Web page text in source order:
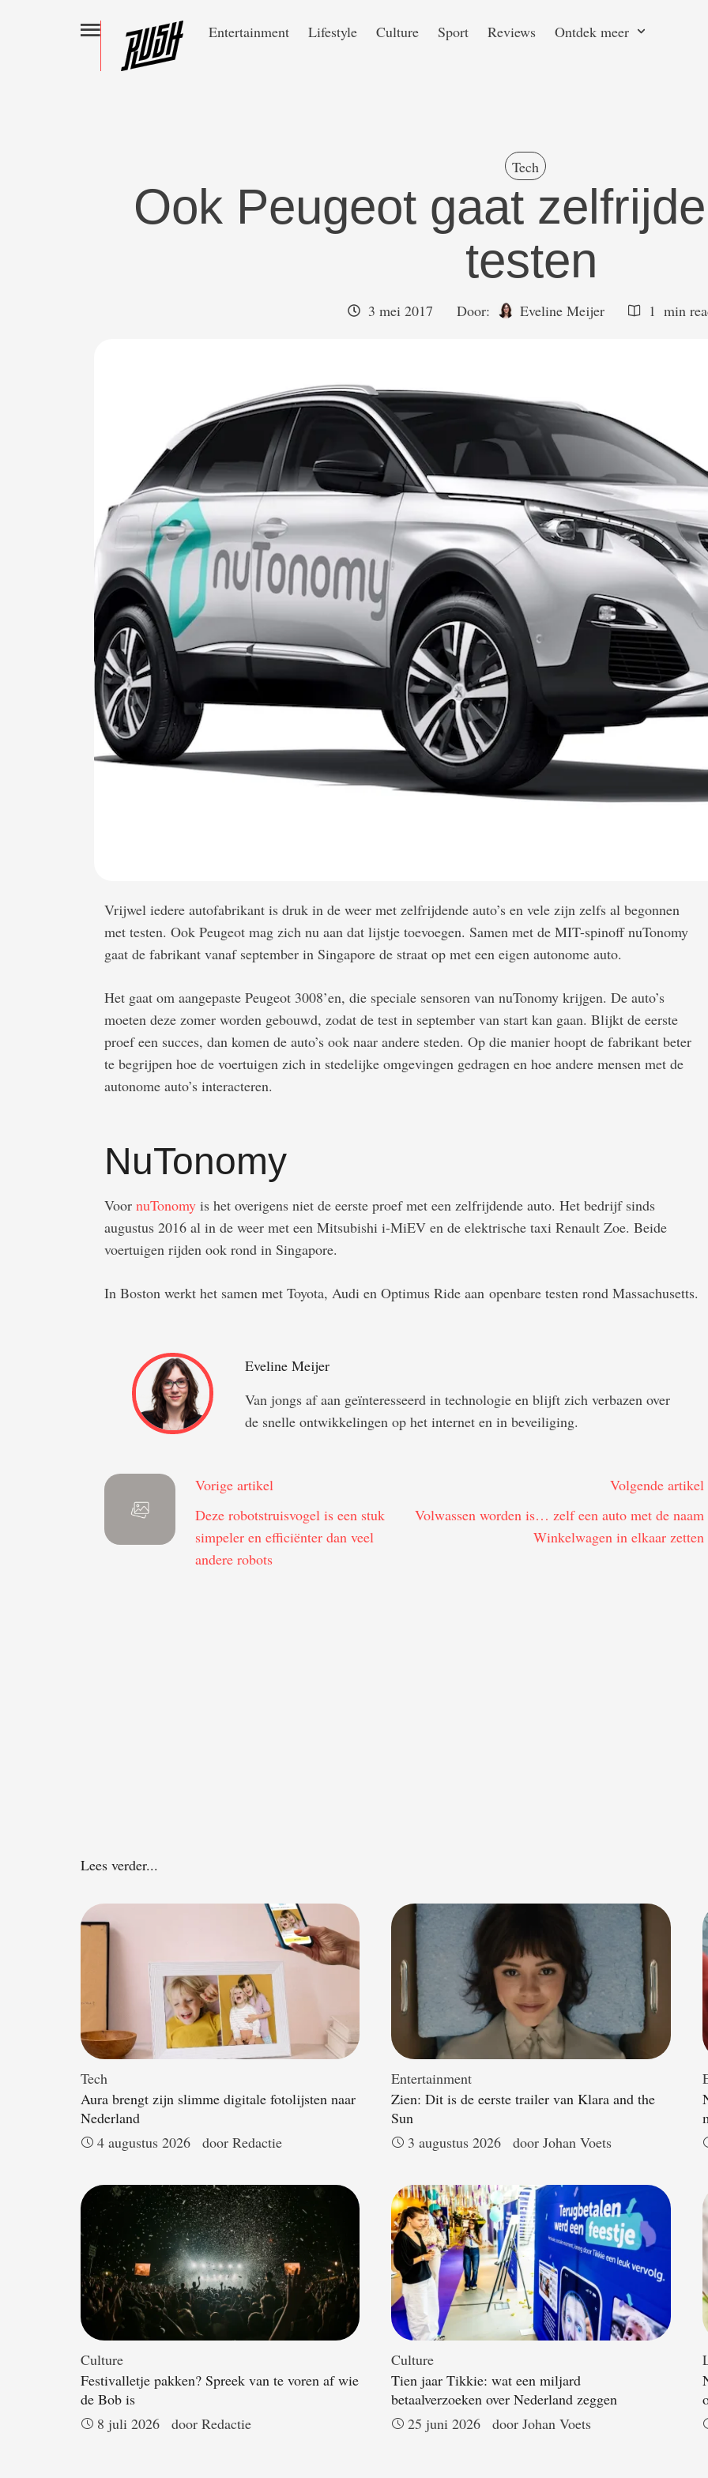
Entertainment Lifestyle Culture Sport Reviews Ontdek meer
Tech
Ook Peugeot gaat
testen
3 mei 2017 Door: Eveline Meijer 1 min
Vrijwel iedere autofabrikant is druk in de weer met zelfrijdende auto’s en vele zijn zelfs al begonnen
met testen. Ook Peugeot mag zich nu aan dat lijstje toevoegen. Samen met de MIT-spinoff nuTonomy
gaat de fabrikant vanaf september in Singapore de straat op met een eigen autonome auto.
Het gaat om aangepaste Peugeot 3008’en, die speciale sensoren van nuTonomy krijgen. De auto’s
moeten deze zomer worden gebouwd, zodat de test in september van start kan gaan. Blijkt de eerste
proef een succes, dan komen de auto’s ook naar andere steden. Op die manier hoopt de fabrikant beter
te begrijpen hoe de voertuigen zich in stedelijke omgevingen gedragen en hoe andere mensen met de
autonome auto’s interacteren.
NuTonomy
Voor nuTonomy is het overigens niet de eerste proef met een zelfrijdende auto. Het bedrijf sinds
augustus 2016 al in de weer met een Mitsubishi i-MiEV en de elektrische taxi Renault Zoe. Beide
voertuigen rijden ook rond in Singapore.
In Boston werkt het samen met Toyota, Audi en Optimus Ride aan openbare testen rond Massachusetts.
Eveline Meijer
Van jongs af aan geïnteresseerd in technologie en blijft zich verbazen over
de snelle ontwikkelingen op het internet en in beveiliging.
Vorige artikel
Deze robotstruisvogel is een stuk
simpeler en efficiënter dan veel
andere robots
Volgende artikel
Volwassen worden is… zelf een auto met de naam
Winkelwagen in elkaar zetten
Lees verder...
Tech
Aura brengt zijn slimme digitale fotolijsten naar
Nederland
4 augustus 2026
door Redactie
Entertainment
Zien: Dit is de eerste trailer van Klara and the
Sun
3 augustus 2026
door Johan Voets
Culture
Festivalletje pakken? Spreek van te voren af wie
de Bob is
8 juli 2026
door Redactie
Culture
Tien jaar Tikkie: wat een miljard
betaalverzoeken over Nederland zeggen
25 juni 2026
door Johan Voets